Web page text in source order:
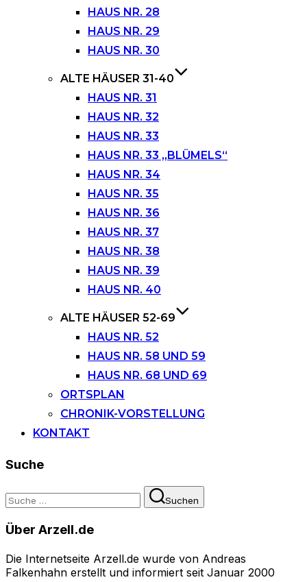
HAUS NR. 28
HAUS NR. 29
HAUS NR. 30
ALTE HÄUSER 31-40
HAUS NR. 31
HAUS NR. 32
HAUS NR. 33
HAUS NR. 33 „BLÜMELS“
HAUS NR. 34
HAUS NR. 35
HAUS NR. 36
HAUS NR. 37
HAUS NR. 38
HAUS NR. 39
HAUS NR. 40
ALTE HÄUSER 52-69
HAUS NR. 52
HAUS NR. 58 UND 59
HAUS NR. 68 UND 69
ORTSPLAN
CHRONIK-VORSTELLUNG
KONTAKT
Suche
Suchen
nach:
Suchen
Über Arzell.de
Die Internetseite Arzell.de wurde von Andreas
Falkenhahn erstellt und informiert seit Januar 2000